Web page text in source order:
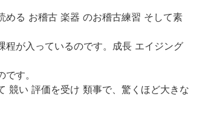
める お稽古 楽器 のお稽古練習 そして素
程が入っているのです。成長 エイジング
す。
競い 評価を受け 類事で、驚くほど大きな